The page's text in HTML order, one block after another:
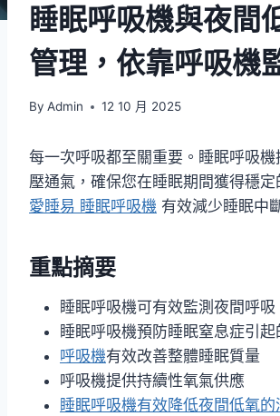
睡眠呼吸機與夜間
管理，依靠呼吸機
By Admin 12 10 月 2025
每一次呼吸都至關重要。睡眠呼吸機
壓通氣，確保您在睡眠期間獲得穩定
愛睡易 睡眠呼吸機 有效減少睡眠中
重點摘要
睡眠呼吸機可有效監測夜間呼吸
睡眠呼吸機預防睡眠窒息症引
呼吸機有效改善整體睡眠質量
呼吸機提供持續性氧氣供應
睡眠呼吸機有效降低夜間低氧的